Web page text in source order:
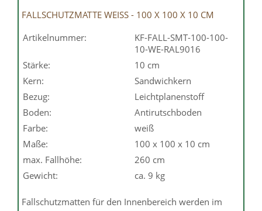
FALLSCHUTZMATTE WEISS - 100 X 100 X 10 CM
Artikelnummer:
KF-FALL-SMT-100-100-
10-WE-RAL9016
Stärke:
10 cm
Kern:
Sandwichkern
Bezug:
Leichtplanenstoff
Boden:
Antirutschboden
Farbe:
weiß
Maße:
100 x 100 x 10 cm
max. Fallhöhe:
260 cm
Gewicht:
ca. 9 kg
Fallschutzmatten für den Innenbereich werden im